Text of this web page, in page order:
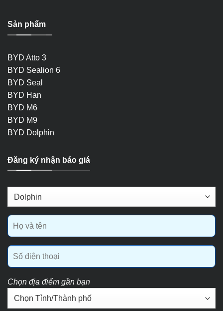
Sản phẩm
BYD Atto 3
BYD Sealion 6
BYD Seal
BYD Han
BYD M6
BYD M9
BYD Dolphin
Đăng ký nhận báo giá
Chọn địa điểm gần bạn